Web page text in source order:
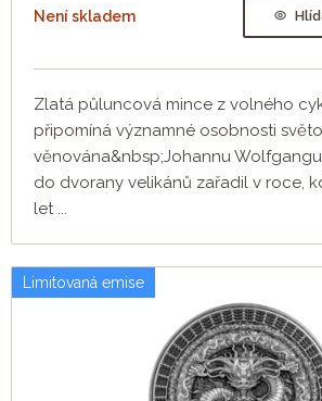
Není skladem
Zlatá půluncová mince z volného
připomíná významné osobnosti
věnována&nbsp;Johannu
do dvorany velikánů zařadil v roce,
let ...
Limitovaná emise